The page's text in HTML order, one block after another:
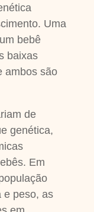
Uma
bebê
baixas
ambos são
de
genética,
Em
e peso, as